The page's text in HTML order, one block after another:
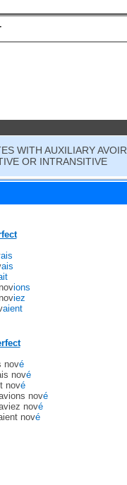
WITH AUXILIARY AVOIR
OR INTRANSITIVE
ais
ais
ions
iez
aient
nové
nové
nové
nové
nové
nové